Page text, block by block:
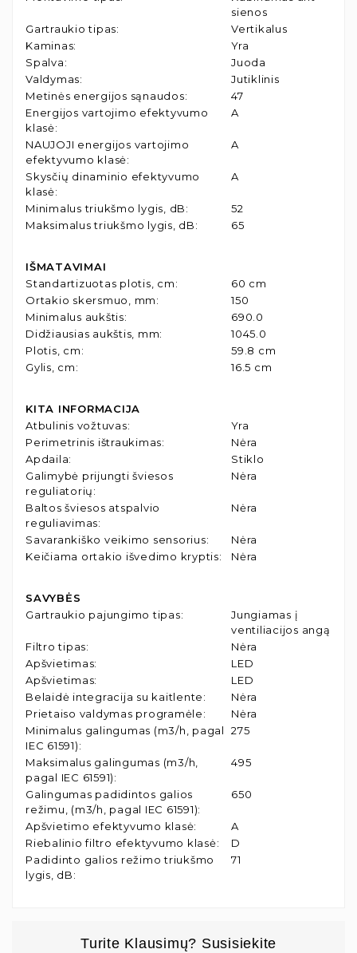
sienos
Gartraukio tipas:
Vertikalus
Kaminas:
Yra
Spalva:
Juoda
Valdymas:
Jutiklinis
Metinės energijos sąnaudos:
47
Energijos vartojimo efektyvumo
klasė:
A
NAUJOJI energijos vartojimo
efektyvumo klasė:
A
Skysčių dinaminio efektyvumo
klasė:
A
Minimalus triukšmo lygis, dB:
52
Maksimalus triukšmo lygis, dB: 65
IŠMATAVIMAI
Standartizuotas plotis, cm:
60 cm
Ortakio skersmuo, mm:
150
Minimalus aukštis:
690.0
Didžiausias aukštis, mm:
1045.0
Plotis, cm:
59.8 cm
Gylis, cm: 16.5 cm
KITA INFORMACIJA
Atbulinis vožtuvas:
Yra
Perimetrinis ištraukimas:
Nėra
Apdaila:
Stiklo
Galimybė prijungti šviesos
reguliatorių:
Nėra
Baltos šviesos atspalvio
reguliavimas:
Nėra
Savarankiško veikimo sensorius:
Nėra
Keičiama ortakio išvedimo kryptis: Nėra
SAVYBĖS
Gartraukio pajungimo tipas:
Jungiamas į
ventiliacijos angą
Filtro tipas:
Nėra
Apšvietimas:
LED
Apšvietimas:
LED
Belaidė integracija su kaitlente:
Nėra
Prietaiso valdymas programėle:
Nėra
Minimalus galingumas (m3/h, pagal
IEC 61591):
275
Maksimalus galingumas (m3/h,
pagal IEC 61591):
495
Galingumas padidintos galios
režimu, (m3/h, pagal IEC 61591):
650
Apšvietimo efektyvumo klasė:
A
Riebalinio filtro efektyvumo klasė:
D
Padidinto galios režimo triukšmo
lygis, dB:
71
Turite Klausimų? Susisiekite